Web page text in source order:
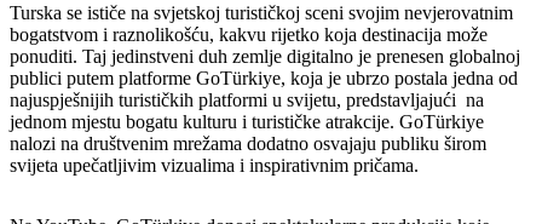
Turska se ističe na svjetskoj turističkoj sceni svojim nevjerovatnim
bogatstvom i raznolikošću, kakvu rijetko koja destinacija može
ponuditi. Taj jedinstveni duh zemlje digitalno je prenesen globalnoj
publici putem platforme GoTürkiye, koja je ubrzo postala jedna od
najuspješnijih turističkih platformi u svijetu, predstavljajući na
jednom mjestu bogatu kulturu i turističke atrakcije. GoTürkiye
nalozi na društvenim mrežama dodatno osvajaju publiku širom
svijeta upečatljivim vizualima i inspirativnim pričama.